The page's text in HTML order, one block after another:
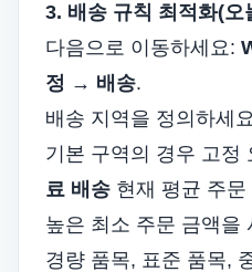
3. 배송 규칙 최적화(오
다음으로 이동하세요:
정 → 배송.
배송 지역을 정의하세
기본 구역의 경우 고정
료 배송 현재 평균 주문
높은 최소 주문 금액을
경량 품목, 표준 품목,